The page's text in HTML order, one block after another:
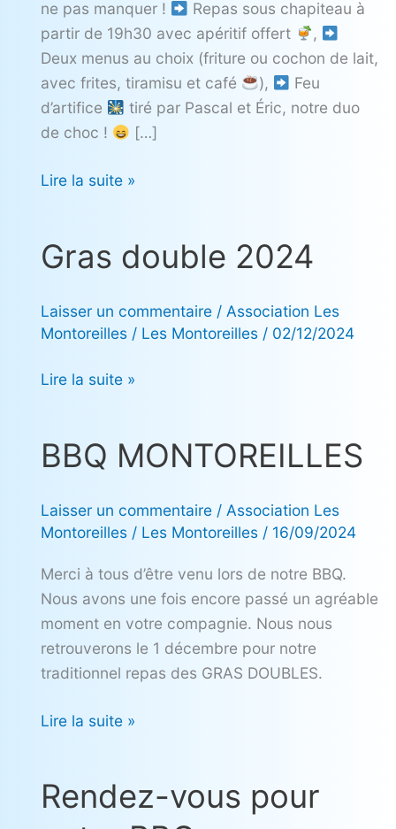
ne pas manquer !
Repas sous chapiteau à
partir de 19h30 avec apéritif offert
,
Deux menus au choix (friture ou cochon de lait,
avec frites, tiramisu et café
),
Feu
d’artifice
tiré par Pascal et Éric, notre duo
de choc !
[…]
Lire la suite »
Gras double 2024
Laisser un commentaire / Association Les
Montoreilles/ Les Montoreilles / 02/12/2024
Gras
double
Lire la suite »
BBQ MONTOREILLES
Laisser un commentaire / Association Les
Montoreilles/ Les Montoreilles / 16/09/2024
Merci à tous d’être venu lors de notre BBQ.
Nous avons une fois encore passé un agréable
moment en votre compagnie. Nous nous
retrouverons le 1 décembre pour notre
traditionnel repas des GRAS DOUBLES.
BBQ
MONTOREILLES
Lire la suite »
Rendez-vous pour
Rendez-
vous